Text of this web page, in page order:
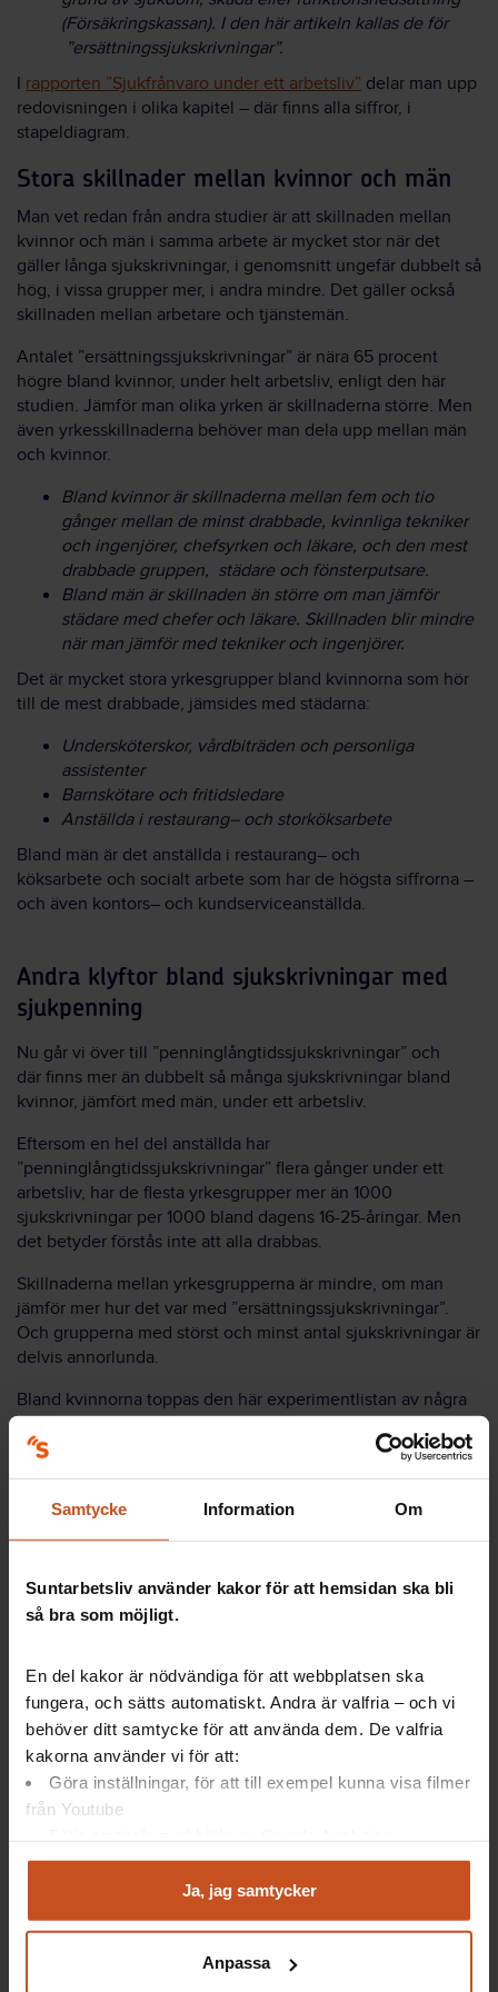
Samtycke Information Om
Suntarbetsliv använder kakor för att hemsidan ska bli
så bra som möjligt.
En del kakor är nödvändiga för att webbplatsen ska
fungera, och sätts automatiskt. Andra är valfria – och vi
behöver ditt samtycke för att använda dem. De valfria
kakorna använder vi för att:
Göra inställningar, för att till exempel kunna visa filmer
från Youtube
Analysera trafik för att kunna visa riktad information
Du kan när som helst återta ditt godkännande genom att
integritet@suntarbetsliv.se.
Ja, jag samtycker
Anpassa
(Försäkringskassan). I den här artikeln kallas de för
”ersättningssjukskrivningar”.
I rapporten ”Sjukfrånvaro under ett arbetsliv” delar man upp
redovisningen i olika kapitel – där finns alla siffror, i
stapeldiagram.
Stora skillnader mellan kvinnor och män
Man vet redan från andra studier är att skillnaden mellan
kvinnor och män i samma arbete är mycket stor när det
gäller långa sjukskrivningar, i genomsnitt ungefär dubbelt så
hög, i vissa grupper mer, i andra mindre. Det gäller också
skillnaden mellan arbetare och tjänstemän.
Antalet ”ersättningssjukskrivningar” är nära 65 procent
högre bland kvinnor, under helt arbetsliv, enligt den här
studien. Jämför man olika yrken är skillnaderna större. Men
även yrkesskillnaderna behöver man dela upp mellan män
och kvinnor.
Bland kvinnor är skillnaderna mellan fem och tio
gånger mellan de minst drabbade, kvinnliga tekniker
och ingenjörer, chefsyrken och läkare, och den mest
drabbade gruppen, städare och fönsterputsare.
Bland män är skillnaden än större om man jämför
städare med chefer och läkare. Skillnaden blir mindre
när man jämför med tekniker och ingenjörer.
Det är mycket stora yrkesgrupper bland kvinnorna som hör
till de mest drabbade, jämsides med städarna:
Undersköterskor, vårdbiträden och personliga
assistenter
Barnskötare och fritidsledare
Anställda i restaurang– och storköksarbete
Bland män är det anställda i restaurang– och
köksarbete och socialt arbete som har de högsta siffrorna –
och även kontors– och kundserviceanställda.
Andra klyftor bland sjukskrivningar med
sjukpenning
Nu går vi över till ”penninglångtidssjukskrivningar” och
där finns mer än dubbelt så många sjukskrivningar bland
kvinnor, jämfört med män, under ett arbetsliv.
Eftersom en hel del anställda har
”penninglångtidssjukskrivningar” flera gånger under ett
arbetsliv, har de flesta yrkesgrupper mer än 1000
sjukskrivningar per 1000 bland dagens 16-25-åringar. Men
det betyder förstås inte att alla drabbas.
Skillnaderna mellan yrkesgrupperna är mindre, om man
jämför mer hur det var med ”ersättningssjukskrivningar”.
Och grupperna med störst och minst antal sjukskrivningar är
delvis annorlunda.
Bland kvinnorna toppas den här experimentlistan av några
trädgårdsarbetare. Därefter kommer:
assistenter
Anställda i socialt arbete
Efter städarna (1448 fall) kommer fem grupper som ligger
över 1300:
Förskollärare och fritidspedagoger
Barnskötare och fritidsanställda
Sjuksköterskor och barnmorskor
Här finns också kvinnorna i ytterligare en mansdominerad
grupp: fastighetsskötare, expeditionsvakter och
dubbelt så många långtidssjukskrivningar bland kvinnliga
undersköterskor, som med bland kvinnliga läkare.